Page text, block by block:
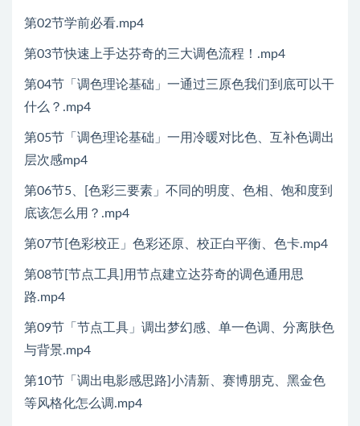
第02节学前必看.mp4
第03节快速上手达芬奇的三大调色流程！.mp4
第04节「调色理论基础」一通过三原色我们到底可以干
什么？.mp4
第05节「调色理论基础」一用冷暖对比色、互补色调出
层次感mp4
第06节5、[色彩三要素」不同的明度、色相、饱和度到
底该怎么用？.mp4
第07节[色彩校正」色彩还原、校正白平衡、色卡.mp4
第08节[节点工具]用节点建立达芬奇的调色通用思
路.mp4
第09节「节点工具」调出梦幻感、单一色调、分离肤色
与背景.mp4
第10节「调出电影感思路]小清新、赛博朋克、黑金色
等风格化怎么调.mp4